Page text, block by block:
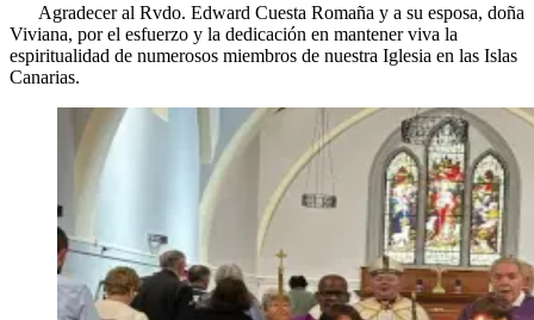
Agradecer al Rvdo. Edward Cuesta Romaña y a su esposa, doña
Viviana, por el esfuerzo y la dedicación en mantener viva la
espiritualidad de numerosos miembros de nuestra Iglesia en las Islas
Canarias.